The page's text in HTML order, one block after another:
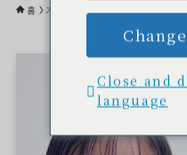
홈 기타
Close and
language